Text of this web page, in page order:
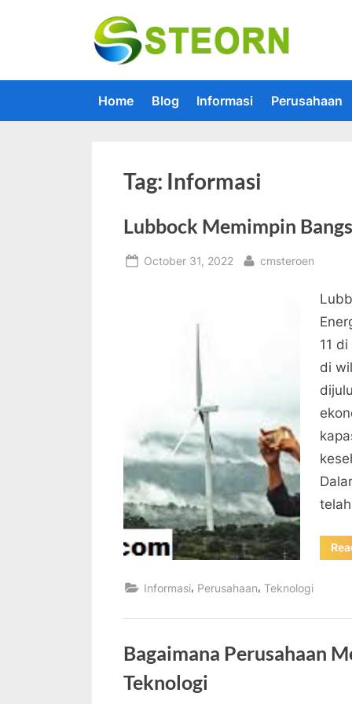
Home Blog Informasi Perusahaan
Tag: Informasi
Lubbock Memimpin
Posted
October 31, 2022 By
cmsteroen
11
di
Informasi, Perusahaan, Teknologi
Bagaimana Perusahaan
Teknologi